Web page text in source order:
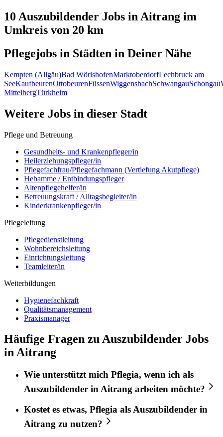
10 Auszubildender Jobs in Aitrang im
Umkreis von 20 km
Pflegejobs in Städten in Deiner Nähe
Kempten (Allgäu)Bad WörishofenMarktoberdorfLechbruck am
SeeKaufbeurenOttobeurenFüssenWiggensbachSchwangauSchongau
MittelbergTürkheim
Weitere Jobs in dieser Stadt
Pflege und Betreuung
Gesundheits- und Krankenpfleger/in
Heilerziehungspfleger/in
Pflegefachfrau/Pflegefachmann (Vertiefung Akutpflege)
Hebamme / Entbindungspfleger
Altenpflegehelfer/in
Betreuungskraft / Alltagsbegleiter/in
Kinderkrankenpfleger/in
Pflegeleitung
Pflegedienstleitung
Wohnbereichsleitung
Einrichtungsleitung
Teamleiter/in
Weiterbildungen
Hygienefachkraft
Qualitätsmanagement
Praxismanager
Häufige Fragen zu Auszubildender Jobs
in Aitrang
Wie unterstützt mich Pflegia, wenn ich als
Auszubildender inAitrang arbeiten möchte?
Kostet es etwas, Pflegia als Auszubildender in
Aitrang zu nutzen?